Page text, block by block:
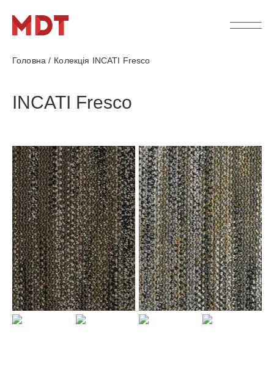
Головна / Колекція INCATI Fresco
INCATI Fresco